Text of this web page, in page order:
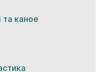
та каное